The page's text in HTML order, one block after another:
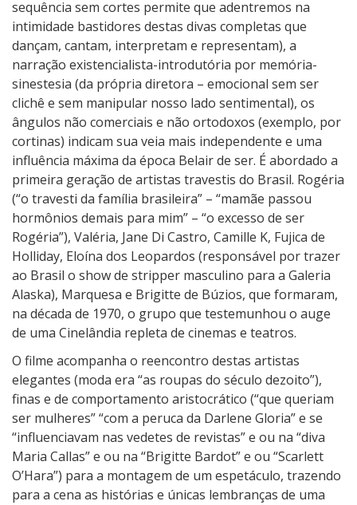
sequência sem cortes permite que adentremos na
intimidade bastidores destas divas completas que
dançam, cantam, interpretam e representam), a
narração existencialista-introdutória por memória-
sinestesia (da própria diretora – emocional sem ser
clichê e sem manipular nosso lado sentimental), os
ângulos não comerciais e não ortodoxos (exemplo, por
cortinas) indicam sua veia mais independente e uma
influência máxima da época Belair de ser. É abordado a
primeira geração de artistas travestis do Brasil. Rogéria
(“o travesti da família brasileira” – “mamãe passou
hormônios demais para mim” – “o excesso de ser
Rogéria”), Valéria, Jane Di Castro, Camille K, Fujica de
Holliday, Eloína dos Leopardos (responsável por trazer
ao Brasil o show de stripper masculino para a Galeria
Alaska), Marquesa e Brigitte de Búzios, que formaram,
na década de 1970, o grupo que testemunhou o auge
de uma Cinelândia repleta de cinemas e teatros.
O filme acompanha o reencontro destas artistas
elegantes (moda era “as roupas do século dezoito”),
finas e de comportamento aristocrático (“que queriam
ser mulheres” “com a peruca da Darlene Gloria” e se
“influenciavam nas vedetes de revistas” e ou na “diva
Maria Callas” e ou na “Brigitte Bardot” e ou “Scarlett
O’Hara”) para a montagem de um espetáculo, trazendo
para a cena as histórias e únicas lembranças de uma